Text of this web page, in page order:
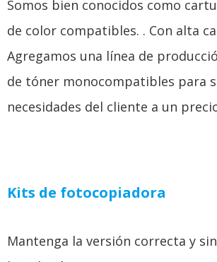
Somos bien conocidos como
de color compatibles. . Con alta
Agregamos una línea de
de tóner monocompatibles para
necesidades del cliente a un
Kits de fotocopiadora
Mantenga la versión correcta y